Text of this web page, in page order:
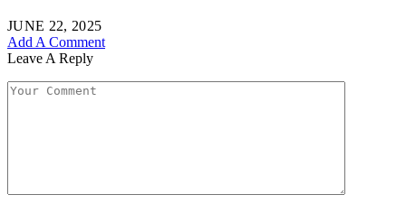
JUNE 22, 2025
Add A Comment
Leave A Reply